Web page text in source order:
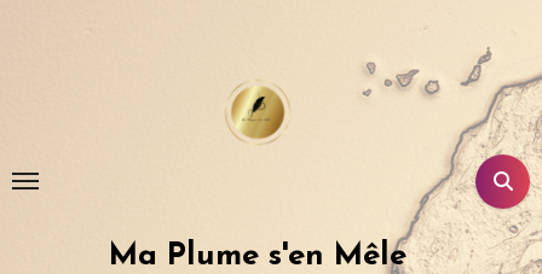
Ma Plume s'en Mêle